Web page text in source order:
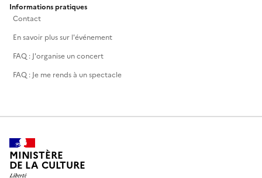
Informations pratiques
Contact
En savoir plus sur l'événement
FAQ : J'organise un concert
FAQ : Je me rends à un spectacle
MINISTÈRE
DE LA CULTURE